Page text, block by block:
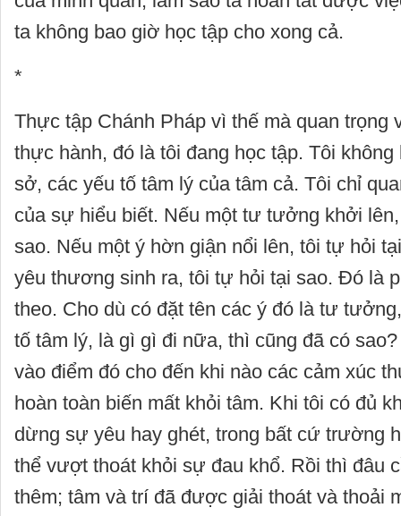
ta không bao giờ học tập cho xong cả.
*
Thực tập Chánh Pháp vì thế mà quan trọng
thực hành, đó là tôi đang học tập. Tôi
sở, các yếu tố tâm lý của tâm cả. Tôi chỉ
của sự hiểu biết. Nếu một tư tưởng khởi
sao. Nếu một ý hờn giận nổi lên, tôi tự hỏi
yêu thương sinh ra, tôi tự hỏi tại sao. Đó là
theo. Cho dù có đặt tên các ý đó là tư
tố tâm lý, là gì gì đi nữa, thì cũng đã có
vào điểm đó cho đến khi nào các cảm xúc
hoàn toàn biến mất khỏi tâm. Khi tôi có đủ
dừng sự yêu hay ghét, trong bất cứ trường
thể vượt thoát khỏi sự đau khổ. Rồi thì đâu
thêm; tâm và trí đã được giải thoát và thoải